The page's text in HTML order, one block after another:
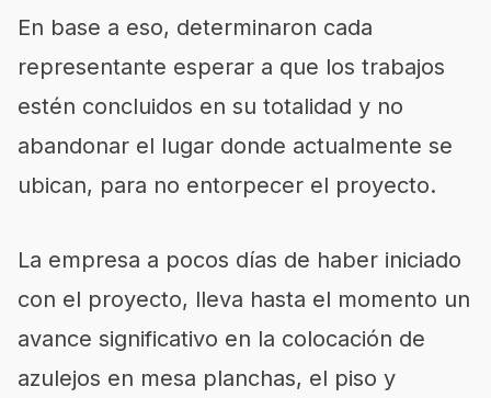
En base a eso, determinaron cada
representante esperar a que los trabajos
estén concluidos en su totalidad y no
abandonar el lugar donde actualmente se
ubican, para no entorpecer el proyecto.
La empresa a pocos días de haber iniciado
con el proyecto, lleva hasta el momento un
avance significativo en la colocación de
azulejos en mesa planchas, el piso y